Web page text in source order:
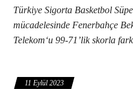
Türkiye Sigorta Basketbol
mücadelesinde Fenerbahçe
Telekom‘u 99-71’lik skorla
11 Eylül 2023